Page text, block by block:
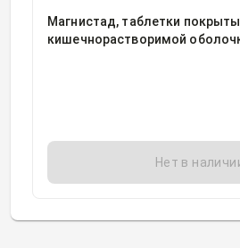
Магнистад, таблетки
кишечнорастворимой
Нет в